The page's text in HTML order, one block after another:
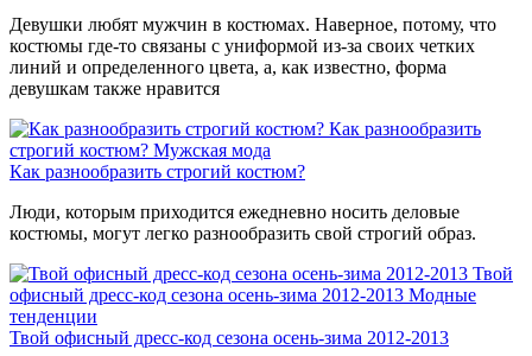
Девушки любят мужчин в костюмах. Наверное, потому, что
костюмы где-то связаны с униформой из-за своих четких
линий и определенного цвета, а, как известно, форма
девушкам также нравится
Как разнообразить
строгий костюм? Мужская мода
Как разнообразить строгий костюм?
Люди, которым приходится ежедневно носить деловые
костюмы, могут легко разнообразить свой строгий образ.
Твой
офисный дресс-код сезона осень-зима 2012-2013 Модные
тенденции
Твой офисный дресс-код сезона осень-зима 2012-2013